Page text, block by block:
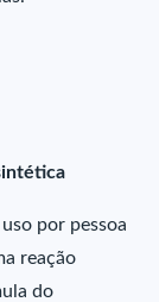
por pessoa
reação
do